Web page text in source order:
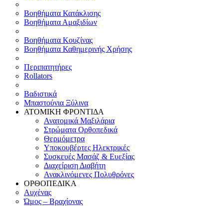
Βοηθήματα Κατάκλισης
Βοηθήματα Αμαξιδίων
Βοηθήματα Κουζίνας
Βοηθήματα Καθημερινής Χρήσης
Περιπατητήρες
Rollators
Βαδιστικά
Μπαστούνια Ξύλινα
ΑΤΟΜΙΚΗ ΦΡΟΝΤΙΔΑ
Ανατομικά Μαξιλάρια
Στρώματα Ορθοπεδικά
Θερμόμετρα
Υποκουβέρτες Ηλεκτρικές
Συσκευές Μασάζ & Ευεξίας
Διαχείριση Διαβήτη
Ανακλινόμενες Πολυθρόνες
ΟΡΘΟΠΕΔΙΚΑ
Αυχένας
Ώμος – Βραχίονας